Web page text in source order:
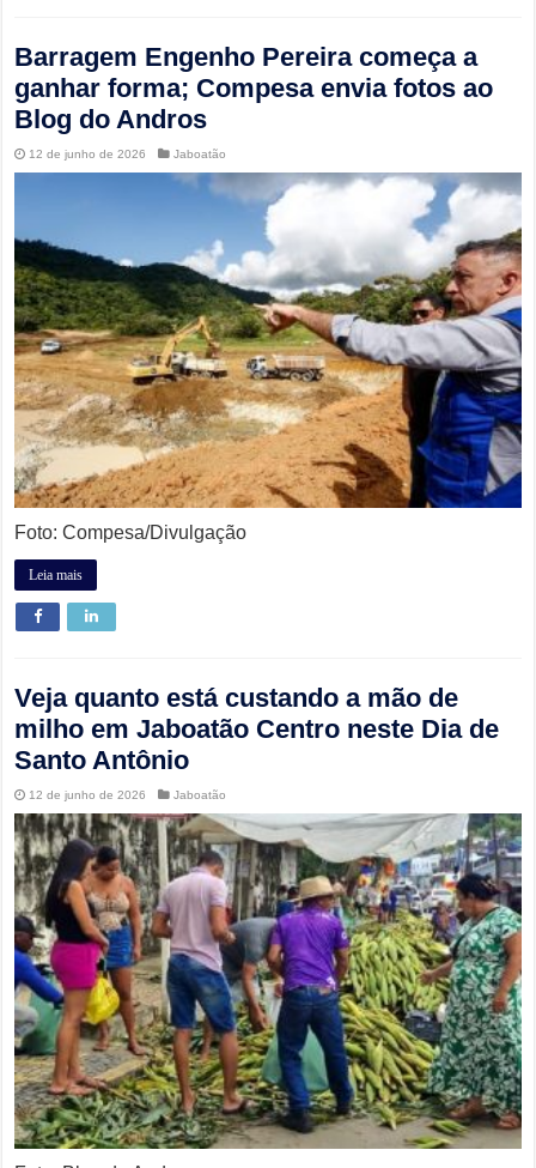
Barragem Engenho Pereira começa a
ganhar forma; Compesa envia fotos ao
Blog do Andros
12 de junho de 2026 Jaboatão
Foto: Compesa/Divulgação
Leia mais
Veja quanto está custando a mão de
milho em Jaboatão Centro neste Dia de
Santo Antônio
12 de junho de 2026 Jaboatão